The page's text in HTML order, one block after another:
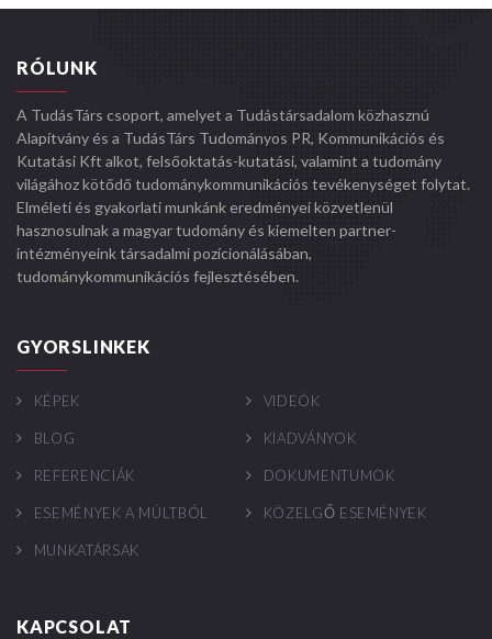
RÓLUNK
A TudásTárs csoport, amelyet a Tudástársadalom közhasznú
Alapítvány és a TudásTárs Tudományos PR, Kommunikációs és
Kutatási Kft alkot, felsőoktatás-kutatási, valamint a tudomány
világához kötődő tudománykommunikációs tevékenységet folytat.
Elméleti és gyakorlati munkánk eredményei közvetlenül
hasznosulnak a magyar tudomány és kiemelten partner-
intézményeink társadalmi pozícionálásában,
tudománykommunikációs fejlesztésében.
GYORSLINKEK
KÉPEK VIDEÓK
BLOG KIADVÁNYOK
REFERENCIÁK DOKUMENTUMOK
ESEMÉNYEK A MÚLTBÓL KÖZELGŐ ESEMÉNYEK
MUNKATÁRSAK
KAPCSOLAT